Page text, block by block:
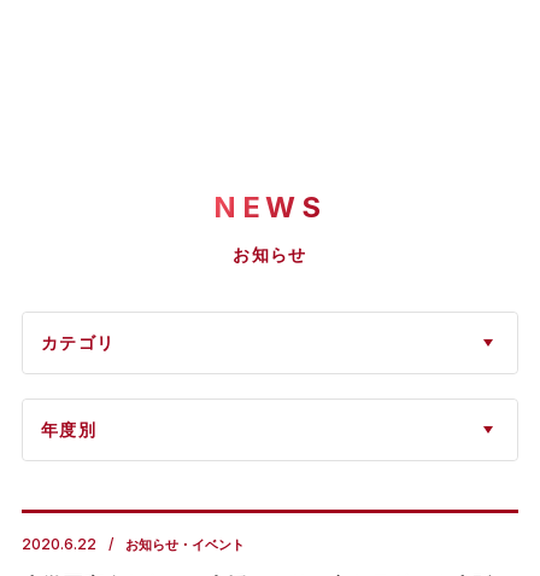
NEWS
お知らせ
2020.6.22 お知らせ・イベント
カテゴリ
年度別